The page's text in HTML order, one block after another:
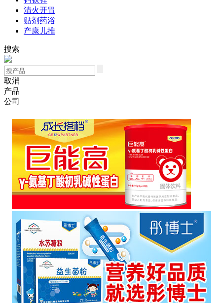
清火开胃
贴剂药浴
产康儿推
搜索
取消
产品
公司